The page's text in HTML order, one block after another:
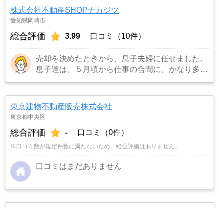
場がないことで地元の不動産屋では取り扱っても
らえませんでした。そこでそれまでに取引があ
した。 …もっと見る
株式会社不動産SHOPナカジツ
愛知県岡崎市
総合評価 3.99 口コミ（10件）
売却を決めたときから、息子夫婦に任せました。
息子達は、５月頃から仕事の合間に、かなり多く
も考えて、こちらの立場に立って考えてくれる
「ナカジツ」に決めました。
東京建物不動産販売株式会社
東京都中央区
総合評価 - 口コミ（0件）
※口コミ数が規定件数に満たないため、総合評価はありません。
口コミはまだありません